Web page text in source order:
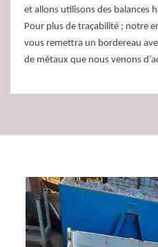
et allons utilisons des balances
Pour plus de traçabilité ; notre
vous remettra un bordereau
de métaux que nous venons